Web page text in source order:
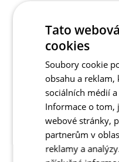
Tato
cookies
Soubory cookie
obsahu a
sociálních médií
Informace o tom,
webové stránky,
partnerům v
reklamy a